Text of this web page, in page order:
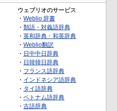
ウェブリオのサービス
・ Weblio 辞書
・ 類語・対義語辞典
・ 英和辞典・和英辞典
・ Weblio翻訳
・ 日中中日辞典
・ 日韓韓日辞典
・ フランス語辞典
・ インドネシア語辞典
・ タイ語辞典
・ ベトナム語辞典
・ 古語辞典